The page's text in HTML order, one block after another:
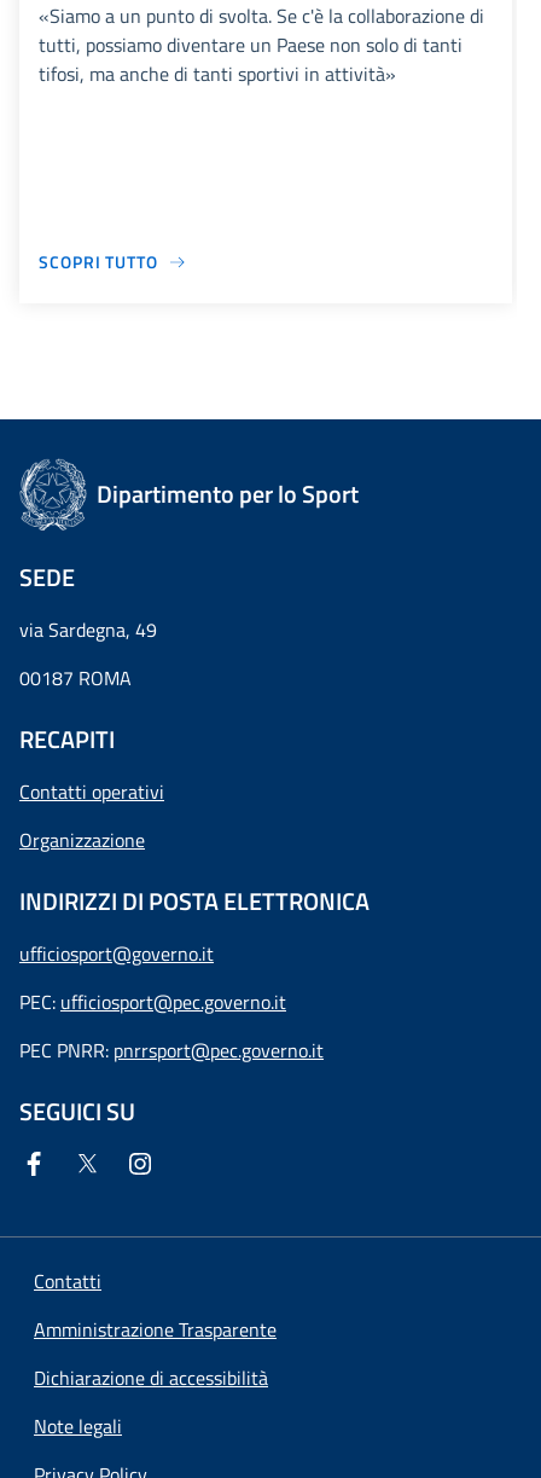
«Siamo a un punto di svolta. Se c'è la collaborazione di
tutti, possiamo diventare un Paese non solo di tanti
tifosi, ma anche di tanti sportivi in attività»
SCOPRI TUTTO
Dipartimento per lo Sport
SEDE
via Sardegna, 49
00187 ROMA
RECAPITI
Contatti operativi
Organizzazione
INDIRIZZI DI POSTA ELETTRONICA
ufficiosport@governo.it
PEC: ufficiosport@pec.governo.it
PEC PNRR: pnrrsport@pec.governo.it
SEGUICI SU
Contatti
Amministrazione Trasparente
Dichiarazione di accessibilità
Note legali